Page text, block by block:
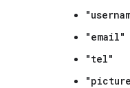
"email"
"tel"